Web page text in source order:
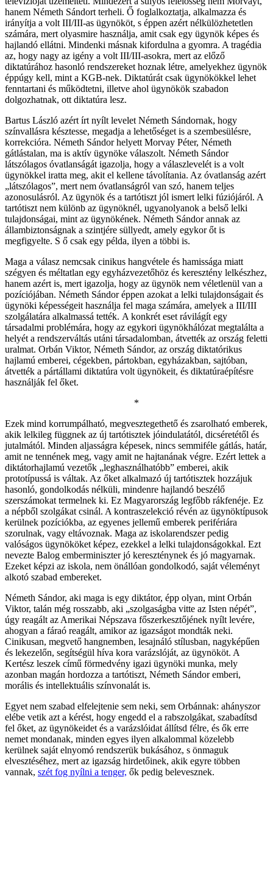
hanem Németh Sándort terheli. Ő foglalkoztatja, alkalmazza és
irányítja a volt III/III-as ügynököt, s éppen azért nélkülözhetetlen
számára, mert olyasmire használja, amit csak egy ügynök képes és
hajlandó ellátni. Mindenki másnak kifordulna a gyomra. A tragédia
az, hogy nagy az igény a volt III/III-asokra, mert az előző
diktatúrához hasonló rendszereket hoznak létre, amelyekhez ügynök
éppúgy kell, mint a KGB-nek. Diktatúrát csak ügynökökkel lehet
fenntartani és működtetni, illetve ahol ügynökök szabadon
dolgozhatnak, ott diktatúra lesz.
Bartus László azért írt nyílt levelet Németh Sándornak, hogy
színvallásra késztesse, megadja a lehetőséget is a szembesülésre,
korrekcióra. Németh Sándor helyett Morvay Péter, Németh
gátlástalan, ma is aktív ügynöke válaszolt. Németh Sándor
látszólagos óvatlanságát igazolja, hogy a válaszlevelét is a volt
ügynökkel iratta meg, akit el kellene távolítania. Az óvatlanság azért
„látszólagos”, mert nem óvatlanságról van szó, hanem teljes
azonosulásról. Az ügynök és a tartótiszt jól ismert lelki fúziójáról. A
tartótiszt nem különb az ügynöknél, ugyanolyanok a belső lelki
tulajdonságai, mint az ügynökének. Németh Sándor annak az
állambiztonságnak a szintjére süllyedt, amely egykor őt is
megfigyelte. S ő csak egy példa, ilyen a többi is.
Maga a válasz nemcsak cinikus hangvétele és hamissága miatt
szégyen és méltatlan egy egyházvezetőhöz és keresztény lelkészhez,
hanem azért is, mert igazolja, hogy az ügynök nem véletlenül van a
pozíciójában. Németh Sándor éppen azokat a lelki tulajdonságait és
ügynöki képességeit használja fel maga számára, amelyek a III/III
szolgálatára alkalmassá tették. A konkrét eset rávilágít egy
társadalmi problémára, hogy az egykori ügynökhálózat megtalálta a
helyét a rendszerváltás utáni társadalomban, átvették az ország feletti
uralmat. Orbán Viktor, Németh Sándor, az ország diktatórikus
hajlamú emberei, cégekben, pártokban, egyházakban, sajtóban,
átvették a pártállami diktatúra volt ügynökeit, és diktatúraépítésre
használják fel őket.
*
Ezek mind korrumpálható, megvesztegethető és zsarolható emberek,
akik lelkileg függnek az új tartótisztek jóindulatától, dicséretétől és
jutalmától. Minden aljasságra képesek, nincs semmiféle gátlás, határ,
amit ne tennének meg, vagy amit ne hajtanának végre. Ezért lettek a
diktátorhajlamú vezetők „leghasználhatóbb” emberei, akik
prototípussá is váltak. Az őket alkalmazó új tartótisztek hozzájuk
hasonló, gondolkodás nélküli, mindenre hajlandó beszélő
szerszámokat termelnek ki. Ez Magyarország legfőbb rákfenéje. Ez
a népből szolgákat csinál. A kontraszelekció révén az ügynöktípusok
kerülnek pozíciókba, az egyenes jellemű emberek perifériára
szorulnak, vagy eltávoznak. Maga az iskolarendszer pedig
valóságos ügynököket képez, ezekkel a lelki tulajdonságokkal. Ezt
nevezte Balog emberminiszter jó kereszténynek és jó magyarnak.
Ezeket képzi az iskola, nem önállóan gondolkodó, saját véleményt
alkotó szabad embereket.
Németh Sándor, aki maga is egy diktátor, épp olyan, mint Orbán
Viktor, talán még rosszabb, aki „szolgaságba vitte az Isten népét”,
úgy reagált az Amerikai Népszava főszerkesztőjének nyílt levére,
ahogyan a fáraó reagált, amikor az igazságot mondták neki.
Cinikusan, megvető hangnemben, lesajnáló stílusban, nagyképűen
és lekezelőn, segítségül híva kora varázslóját, az ügynököt. A
Kertész leszek című förmedvény igazi ügynöki munka, mely
azonban magán hordozza a tartótiszt, Németh Sándor emberi,
morális és intellektuális színvonalát is.
Egyet nem szabad elfelejtenie sem neki, sem Orbánnak: ahányszor
elébe vetik azt a kérést, hogy engedd el a rabszolgákat, szabadítsd
fel őket, az ügynökeidet és a varázslóidat állítsd félre, és ők erre
nemet mondanak, minden egyes ilyen alkalommal közelebb
kerülnek saját elnyomó rendszerük bukásához, s önmaguk
elvesztéséhez, mert az igazság hirdetőinek, akik egyre többen
vannak, szét fog nyílni a tenger, ők pedig belevesznek.